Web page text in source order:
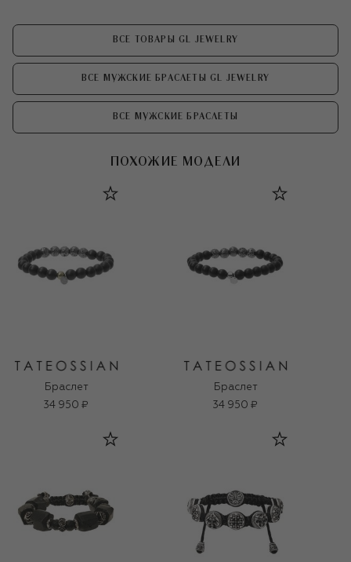
ВСЕ ТОВАРЫ GL JEWELRY
ВСЕ МУЖСКИЕ БРАСЛЕТЫ GL JEWELRY
ВСЕ МУЖСКИЕ БРАСЛЕТЫ
ПОХОЖИЕ МОДЕЛИ
Браслет
34 950 ₽
Браслет
34 950 ₽